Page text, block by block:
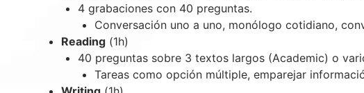
4 grabaciones con 40 preguntas.
Conversación uno a uno, monólogo cotidiano,
Reading (1h)
40 preguntas sobre 3 textos largos (Academic) o
Tareas como opción múltiple, emparejar